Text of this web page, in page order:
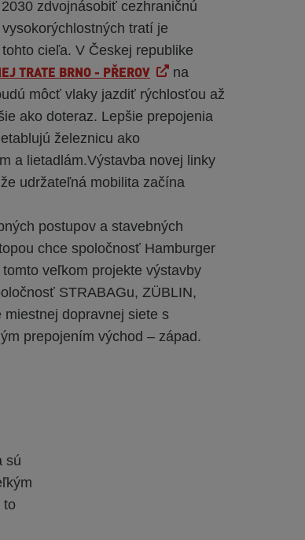
zdvojnásobiť cezhraničnú
tratí je
cieľa. V Českej republike
TRATE BRNO - PŘEROV
na
môcť vlaky jazdiť rýchlosťou až
ako doteraz. Lepšie prepojenia
železnicu ako
a lietadlám.Výstavba novej linky
udržateľná mobilita začína
postupov a stavebných
chce spoločnosť Hamburger
veľkom projekte výstavby
STRABAGu, ZÜBLIN,
dopravnej siete s
prepojením východ – západ.
sú
to